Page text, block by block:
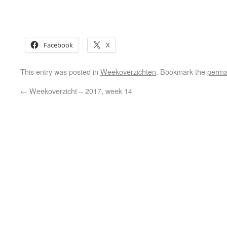
Facebook X
This entry was posted in Weekoverzichten. Bookmark the
← Weekoverzicht – 2017, week 14